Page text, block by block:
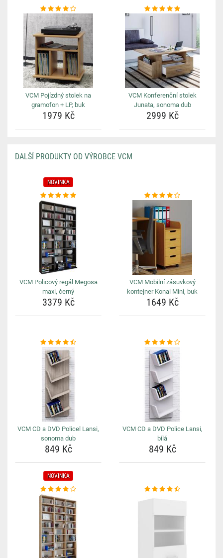
VCM Pojízdný stolek na
gramofon + LP, buk
1979 Kč
VCM Konferenční stolek
Junata, sonoma dub
2999 Kč
DALŠÍ PRODUKTY OD VÝROBCE VCM
NOVINKA
VCM Policový regál Megosa
maxi, černý
3379 Kč
VCM Mobilní zásuvkový
kontejner Konal Mini, buk
1649 Kč
VCM CD a DVD Policel Lansi,
sonoma dub
849 Kč
VCM CD a DVD Police Lansi,
bílá
849 Kč
NOVINKA